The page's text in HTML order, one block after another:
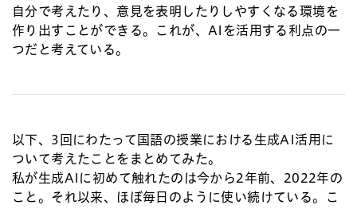
自分で考えたり、意見を表明したりしやすくなる環境を
作り出すことができる。これが、AIを活用する利点の一
つだと考えている。
以下、3回にわたって国語の授業における生成AI活用に
ついて考えたことをまとめてみた。
私が生成AIに初めて触れたのは今から2年前、2022年の
こと。それ以来、ほぼ毎日のように使い続けている。こ